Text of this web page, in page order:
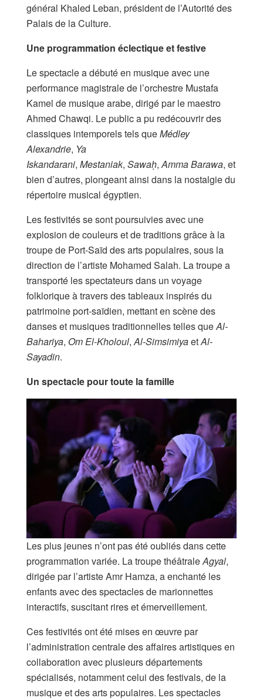
général Khaled Leban, président de l’Autorité des
Palais de la Culture.
Une programmation éclectique et festive
Le spectacle a débuté en musique avec une
performance magistrale de l’orchestre Mustafa
Kamel de musique arabe, dirigé par le maestro
Ahmed Chawqi. Le public a pu redécouvrir des
classiques intemporels tels queMédley
Alexandrie, Ya
Iskandarani, Mestaniak, Sawaḥ,Amma Barawa, et
bien d’autres, plongeant ainsi dans la nostalgie du
répertoire musical égyptien.
Les festivités se sont poursuivies avec une
explosion de couleurs et de traditions grâce à la
troupe de Port-Saïd des arts populaires, sous la
direction de l’artiste Mohamed Salah. La troupe a
transporté les spectateurs dans un voyage
folklorique à travers des tableaux inspirés du
patrimoine port-saïdien, mettant en scène des
danses et musiques traditionnelles telles queAl-
Bahariya, Om El-Kholoul,Al-SimsimiyaetAl-
Sayadin.
Un spectacle pour toute la famille
Les plus jeunes n’ont pas été oubliés dans cette
programmation variée. La troupe théâtraleAgyal,
dirigée par l’artiste Amr Hamza, a enchanté les
enfants avec des spectacles de marionnettes
interactifs, suscitant rires et émerveillement.
Ces festivités ont été mises en œuvre par
l’administration centrale des affaires artistiques en
collaboration avec plusieurs départements
spécialisés, notamment celui des festivals, de la
musique et des arts populaires. Les spectacles